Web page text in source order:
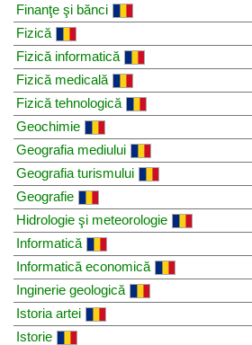
Finanţe şi bănci
Fizică
Fizică informatică
Fizică medicală
Fizică tehnologică
Geochimie
Geografia mediului
Geografia turismului
Geografie
Hidrologie şi meteorologie
Informatică
Informatică economică
Inginerie geologică
Istoria artei
Istorie